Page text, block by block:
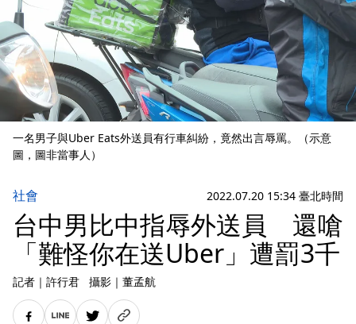
一名男子與Uber Eats外送員有行車糾紛，竟然出言辱罵。（示意
圖，圖非當事人）
社會 2022.07.20 15:34 臺北時間
台中男比中指辱外送員 還嗆
「難怪你在送Uber」遭罰3千
記者 ｜ 許行君 攝影 ｜ 董孟航